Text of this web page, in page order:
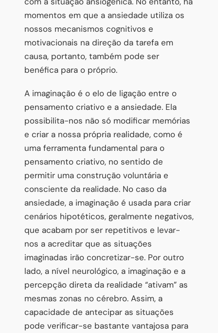
momentos em que a ansiedade utiliza os
nossos mecanismos cognitivos e
motivacionais na direção da tarefa em
causa, portanto, também pode ser
benéfica para o próprio.
A imaginação é o elo de ligação entre o
pensamento criativo e a ansiedade. Ela
possibilita-nos não só modificar memórias
e criar a nossa própria realidade, como é
uma ferramenta fundamental para o
pensamento criativo, no sentido de
permitir uma construção voluntária e
consciente da realidade. No caso da
ansiedade, a imaginação é usada para criar
cenários hipotéticos, geralmente negativos,
que acabam por ser repetitivos e levar-
nos a acreditar que as situações
imaginadas irão concretizar-se. Por outro
lado, a nível neurológico, a imaginação e a
percepção direta da realidade “ativam” as
mesmas zonas no cérebro. Assim, a
capacidade de antecipar as situações
pode verificar-se bastante vantajosa para